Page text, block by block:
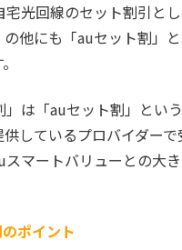
光回線のセット割引と
の他にも「auセット割」
」は「auセット割」とい
しているプロバイダー
スマートバリューとの大
ポイント